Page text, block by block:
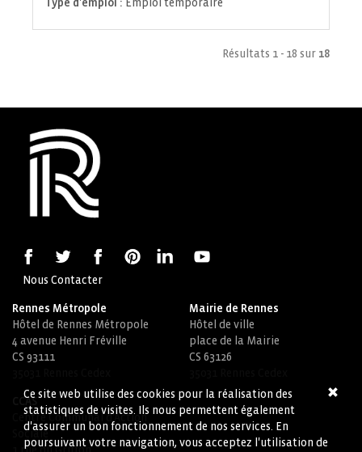
Ce site web utilise des cookies pour la réalisation des
statistiques de visites. Ils nous permettent également
d'assurer un bon fonctionnement de nos services. En
poursuivant votre navigation, vous acceptez l'utilisation de
Type d'emploi : Emploi temporaire
Résultats 1 - 18 sur 18
Nous Contacter
Rennes Métropole
Hôtel de Rennes Métropole
4 avenue Henri Fréville
CS 93111
Mairie de Rennes
Hôtel de ville
place de la Mairie
CS 63126
CCAS
Centre Communal d'Action
Sociale